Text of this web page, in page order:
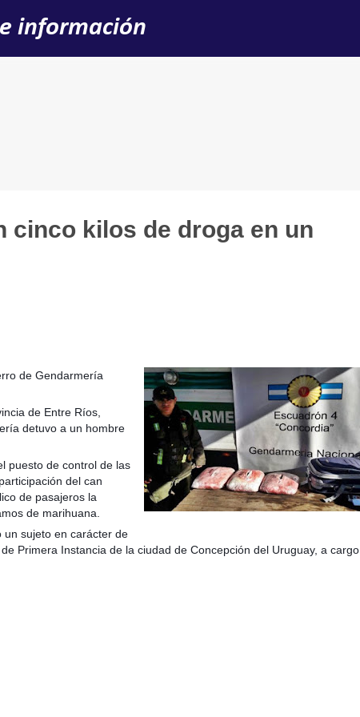
Ir al contenido principal
información
con estatales
cinco kilos de droga en un
de Gendarmería
de Entre Ríos,
detuvo a un hombre
puesto de control de las
del can
de pasajeros la
de marihuana.
un sujeto en carácter de
Primera Instancia de la ciudad de Concepción del Uruguay, a